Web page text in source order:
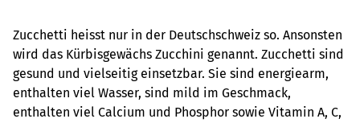
Zucchetti heisst nur in der Deutschschweiz so. Ansonsten
wird das Kürbisgewächs Zucchini genannt. Zucchetti sind
gesund und vielseitig einsetzbar. Sie sind energiearm,
enthalten viel Wasser, sind mild im Geschmack,
enthalten viel Calcium und Phosphor sowie Vitamin A, C,